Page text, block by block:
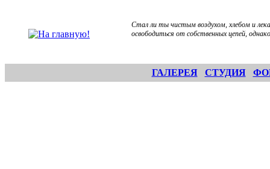
Стал ли ты чистым воздухом, хлебом и
освободиться от собственных цепей,
ГАЛЕРЕЯ СТУДИЯ